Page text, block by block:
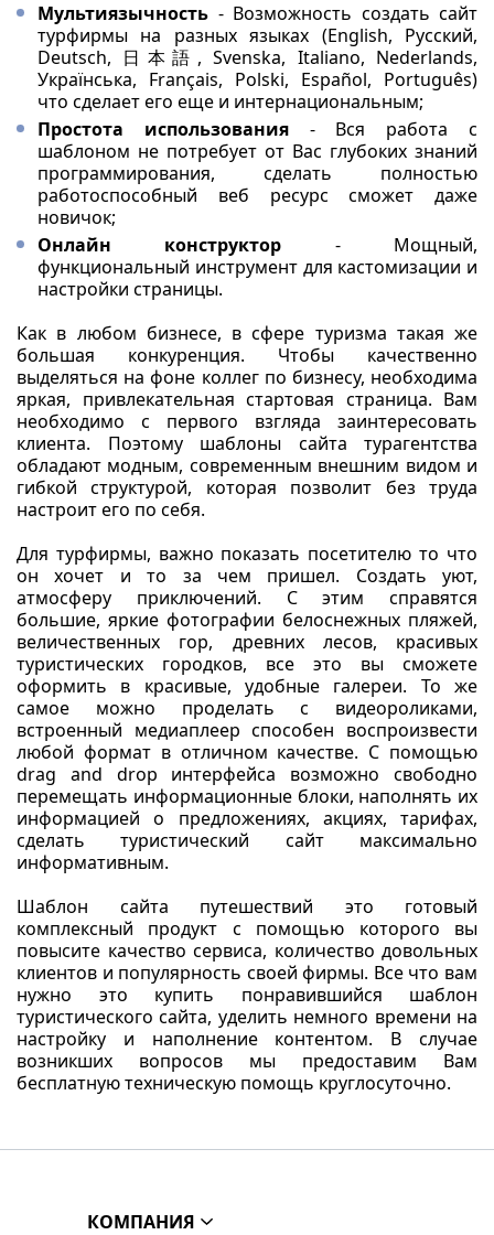
Мультиязычность - Возможность создать сайт
турфирмы на разных языках (English, Русский,
Deutsch, 日本語, Svenska, Italiano, Nederlands,
Українська, Français, Polski, Español, Português)
что сделает его еще и интернациональным;
Простота использования- Вся работа с
шаблоном не потребует от Вас глубоких знаний
программирования, сделать полностью
работоспособный веб ресурс сможет даже
новичок;
Онлайн конструктор - Мощный,
функциональный инструмент для кастомизации и
настройки страницы.
Как в любом бизнесе, в сфере туризма такая же
большая конкуренция. Чтобы качественно
выделяться на фоне коллег по бизнесу, необходима
яркая, привлекательная стартовая страница. Вам
необходимо с первого взгляда заинтересовать
клиента. Поэтому шаблоны сайта турагентства
обладают модным, современным внешним видом и
гибкой структурой, которая позволит без труда
настроит его по себя.
Для турфирмы, важно показать посетителю то что
он хочет и то за чем пришел. Создать уют,
атмосферу приключений. С этим справятся
большие, яркие фотографии белоснежных пляжей,
величественных гор, древних лесов, красивых
туристических городков, все это вы сможете
оформить в красивые, удобные галереи. То же
самое можно проделать с видеороликами,
встроенный медиаплеер способен воспроизвести
любой формат в отличном качестве. С помощью
drag and drop интерфейса возможно свободно
перемещать информационные блоки, наполнять их
информацией о предложениях, акциях, тарифах,
сделать туристический сайт максимально
информативным.
Шаблон сайта путешествий это готовый
комплексный продукт с помощью которого вы
повысите качество сервиса, количество довольных
клиентов и популярность своей фирмы. Все что вам
нужно это купить понравившийся шаблон
туристического сайта, уделить немного времени на
настройку и наполнение контентом. В случае
возникших вопросов мы предоставим Вам
бесплатную техническую помощь круглосуточно.
КОМПАНИЯ